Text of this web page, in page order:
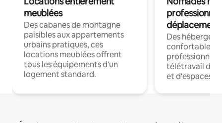
meublées
Des cabanes de montagne
paisibles aux appartements
urbains pratiques, ces
locations meublées offrent
tous les équipements d'un
logement standard.
déplacement
Des
confortables
professionnels
télétravail
et d'espaces